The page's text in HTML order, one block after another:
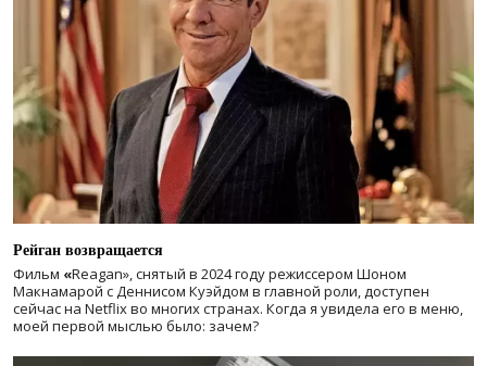
Рейган возвращается
Фильм «Reagan», снятый в 2024 годурежиссером Шоном
Макнамарой с Деннисом Куэйдом в главной роли, доступен
сейчас на Netflix во многих странах. Когда я увидела его в меню,
моей первой мыслью было: зачем?